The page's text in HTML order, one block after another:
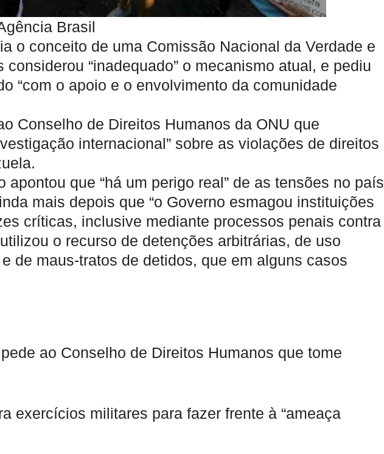
Brasil
o conceito de uma Comissão Nacional da Verdade e
considerou “inadequado” o mecanismo atual, e pediu
“com o apoio e o envolvimento da comunidade
Conselho de Direitos Humanos da ONU que
internacional” sobre as violações de direitos
apontou que “há um perigo real” de as tensões no país
mais depois que “o Governo esmagou instituições
críticas, inclusive mediante processos penais contra
o recurso de detenções arbitrárias, de uso
de maus-tratos de detidos, que em alguns casos
ao Conselho de Direitos Humanos que tome
exercícios militares para fazer frente à “ameaça